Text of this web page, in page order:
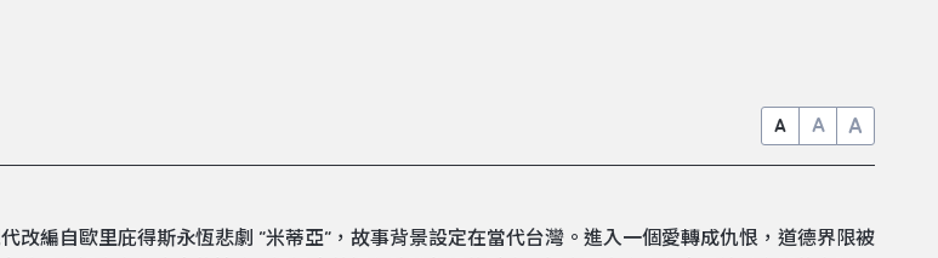
A A A
改編自歐里庇得斯永恆悲劇 “米蒂亞”，故事背景設定在當代台灣。進入一個愛轉成仇恨，道德界限被